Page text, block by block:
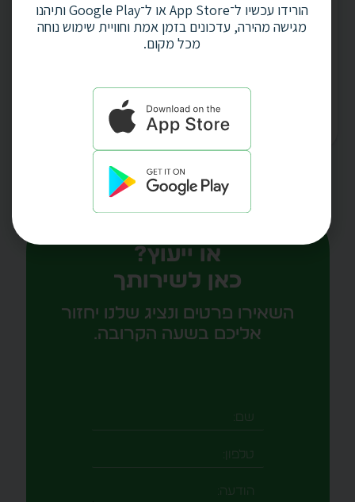
שעון קיר +תאריכון
דיגיטלי קלנדר שחור
או ייעוץ?
כאן לשירותך
השאירו פרטים ונציג שלנו יחזור
אליכם בשעה הקרובה.
הורידו עכשיו ל־App Store או ל־Google Play ותיהנו
מגישה מהירה, עדכונים בזמן אמת וחוויית שימוש נוחה
מכל מקום.